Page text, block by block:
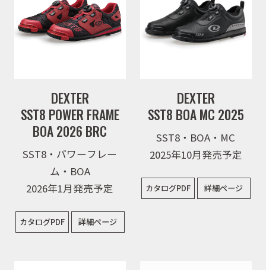
DEXTER
SST8 POWER FRAME
BOA 2026 BRC
SST8・パワーフレー
ム・BOA
2026年1月発売予定
カタログPDF 詳細ページ
DEXTER
SST8 BOA MC 2025
SST8・BOA・MC
2025年10月発売予定
カタログPDF 詳細ページ